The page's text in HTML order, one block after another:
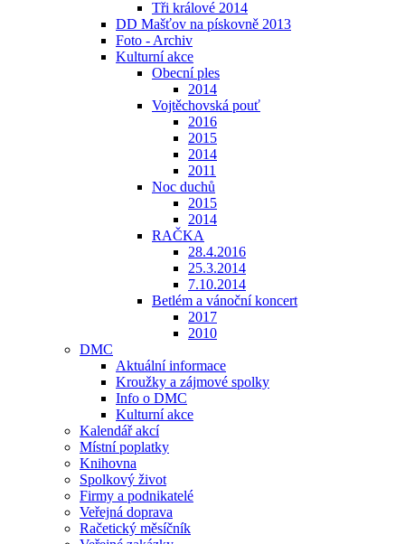
Tři králové 2014
DD Mašťov na pískovně 2013
Foto - Archiv
Kulturní akce
Obecní ples
2014
Vojtěchovská pouť
2016
2015
2014
2011
Noc duchů
2015
2014
RAČKA
28.4.2016
25.3.2014
7.10.2014
Betlém a vánoční koncert
2017
2010
DMC
Aktuální informace
Kroužky a zájmové spolky
Info o DMC
Kulturní akce
Kalendář akcí
Místní poplatky
Knihovna
Spolkový život
Firmy a podnikatelé
Veřejná doprava
Račetický měsíčník